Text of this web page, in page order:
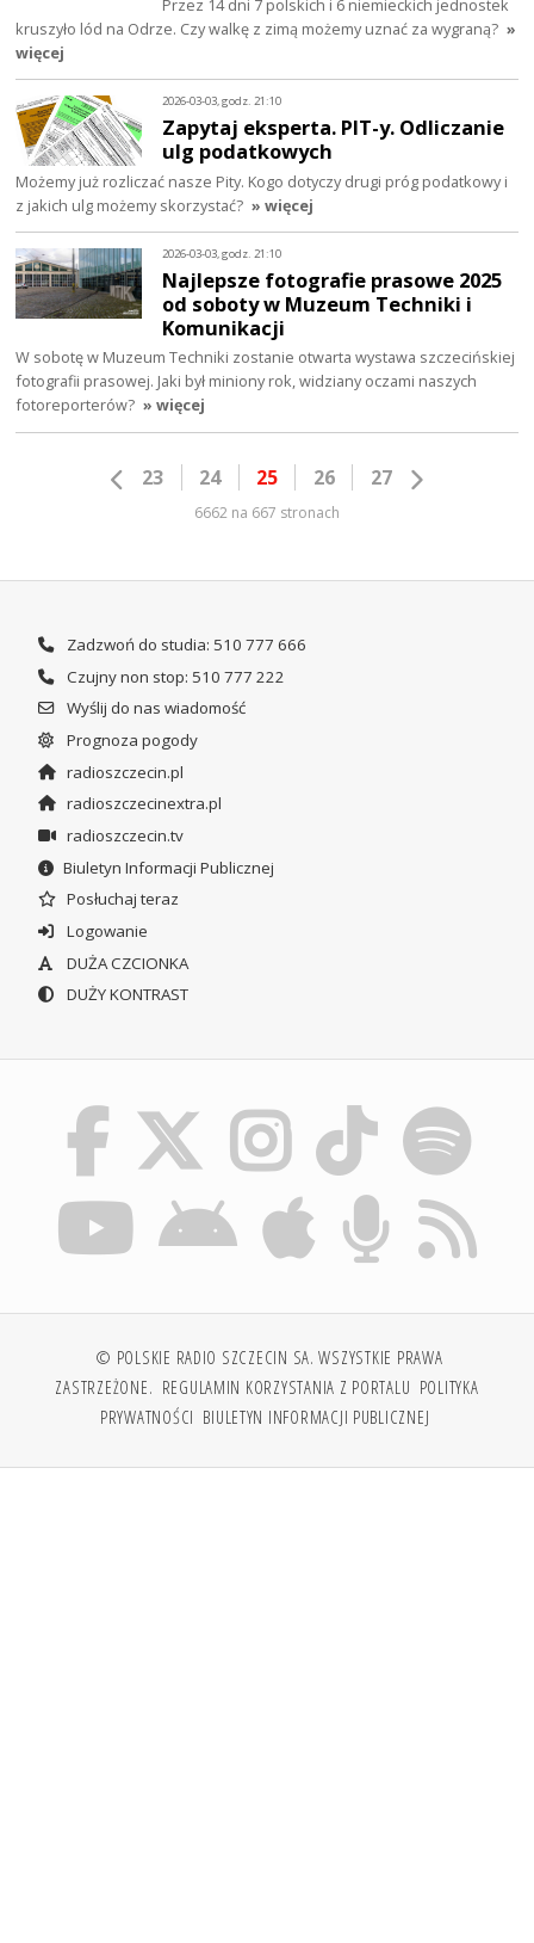
Przez 14 dni 7 polskich i 6 niemieckich jednostek
kruszyło lód na Odrze. Czy walkę z zimą możemy uznać za wygraną? »
więcej
2026-03-03, godz. 21:10
Zapytaj eksperta. PIT-y. Odliczanie
ulg podatkowych
Możemy już rozliczać nasze Pity. Kogo dotyczy drugi próg podatkowy i
z jakich ulg możemy skorzystać? » więcej
2026-03-03, godz. 21:10
Najlepsze fotografie prasowe 2025
od soboty w Muzeum Techniki i
Komunikacji
W sobotę w Muzeum Techniki zostanie otwarta wystawa szczecińskiej
fotografii prasowej. Jaki był miniony rok, widziany oczami naszych
fotoreporterów? » więcej
23 24 25 26 27
6662 na 667 stronach
Zadzwoń do studia: 510 777 666
Czujny non stop: 510 777 222
Wyślij do nas wiadomość
Prognoza pogody
radioszczecin.pl
radioszczecinextra.pl
radioszczecin.tv
Biuletyn Informacji Publicznej
Posłuchaj teraz
Logowanie
DUŻA CZCIONKA
DUŻY KONTRAST
© POLSKIE RADIO SZCZECIN SA. WSZYSTKIE PRAWA
ZASTRZEŻONE. REGULAMIN KORZYSTANIA Z PORTALU POLITYKA
PRYWATNOŚCI BIULETYN INFORMACJI PUBLICZNEJ